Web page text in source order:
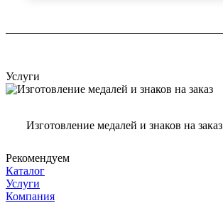
Услуги
Изготовление медалей и знаков на заказ
Рекомендуем
Каталог
Услуги
Компания